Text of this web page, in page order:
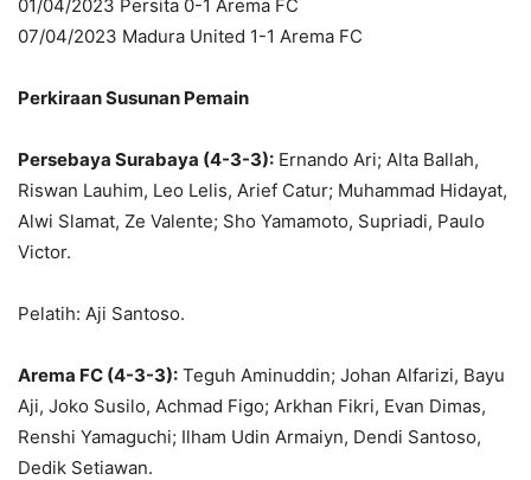
01/04/2023 Persita 0-1 Arema FC
07/04/2023 Madura United 1-1 Arema FC
Perkiraan Susunan Pemain
Persebaya Surabaya (4-3-3): Ernando Ari; Alta Ballah,
Riswan Lauhim, Leo Lelis, Arief Catur; Muhammad Hidayat,
Alwi Slamat, Ze Valente; Sho Yamamoto, Supriadi, Paulo
Victor.
Pelatih: Aji Santoso.
Arema FC (4-3-3): Teguh Aminuddin; Johan Alfarizi, Bayu
Aji, Joko Susilo, Achmad Figo; Arkhan Fikri, Evan Dimas,
Renshi Yamaguchi; Ilham Udin Armaiyn, Dendi Santoso,
Dedik Setiawan.